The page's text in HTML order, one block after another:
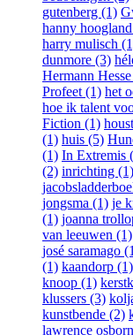
gutenberg (1)
hanny
harry mulisch
dunmore (3)
Hermann
Profeet (1) het
hoe ik talent
Fiction (1)
(1) huis (5)
(1) In Extremis
(2) inrichting (1)
jongsma (1) je
(1) joanna
van leeuwen (1)
josé saramago
(1) kaandorp (1)
knoop (1)
klussers (3)
kunstbende (2)
lawrence